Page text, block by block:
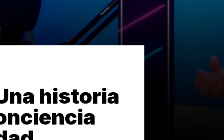
historia